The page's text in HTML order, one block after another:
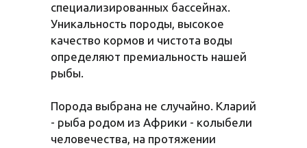
специализированных бассейнах.
Уникальность породы, высокое
качество кормов и чистота воды
определяют премиальность нашей
рыбы.
Порода выбрана не случайно. Кларий
- рыба родом из Африки - колыбели
человечества, на протяжении